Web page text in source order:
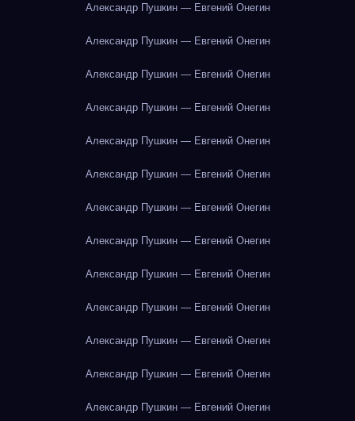
Александр Пушкин — Евгений Онегин
Александр Пушкин — Евгений Онегин
Александр Пушкин — Евгений Онегин
Александр Пушкин — Евгений Онегин
Александр Пушкин — Евгений Онегин
Александр Пушкин — Евгений Онегин
Александр Пушкин — Евгений Онегин
Александр Пушкин — Евгений Онегин
Александр Пушкин — Евгений Онегин
Александр Пушкин — Евгений Онегин
Александр Пушкин — Евгений Онегин
Александр Пушкин — Евгений Онегин
Александр Пушкин — Евгений Онегин